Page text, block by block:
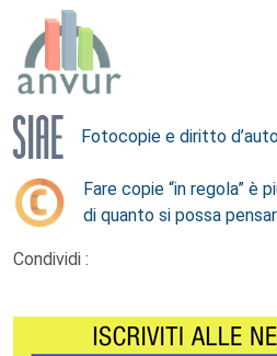
Fotocopie e diritto
Fare copie “in regola” è
di quanto si possa
Condividi :